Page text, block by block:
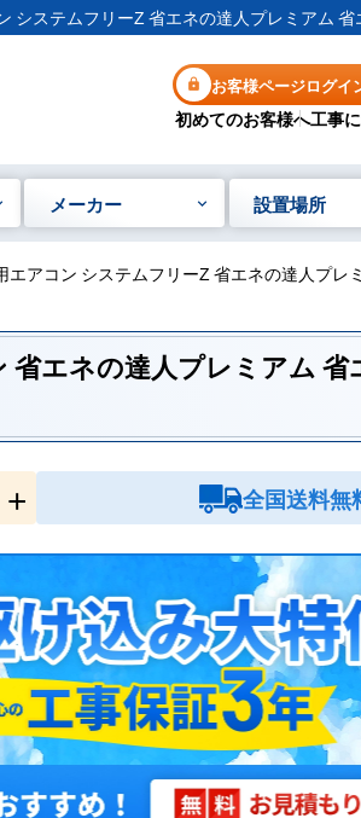
システムフリーZ 省エネの達人プレミアム
お客様ページログイ
初めてのお客様へ工事
メーカー 設置場所
エアコン システムフリーZ 省エネの達人プ
省エネの達人プレミアム
全国送料無